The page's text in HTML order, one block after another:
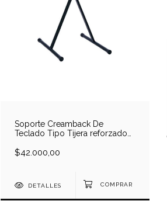
Soporte Creamback De
Teclado Tipo Tijera reforzado
$42.000,00
DETALLES